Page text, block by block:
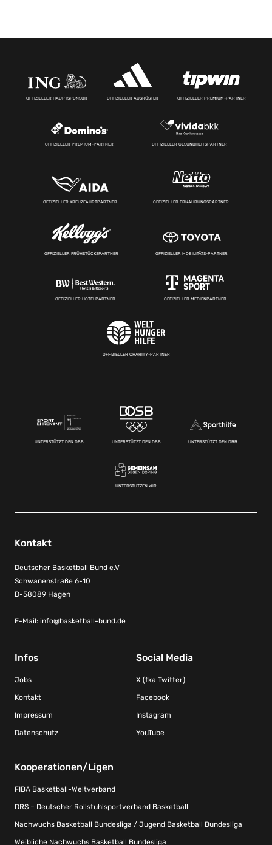
OFFIZIELLER HAUPTSPONSOR OFFIZIELLER AUSRÜSTER OFFIZIELLER PREMIUM-PARTNER
OFFIZIELLER PREMIUM-PARTNER OFFIZIELLER GESUNDHEITSPARTNER
OFFIZIELLER KREUZFAHRTPARTNER OFFIZIELLER ERNÄHRUNGSPARTNER
OFFIZIELLER FRÜHSTÜCKSPARTNER OFFIZIELLER MOBILITÄTS-PARTNER
OFFIZIELLER HOTELPARTNER OFFIZIELLER MEDIENPARTNER
OFFIZIELLER CHARITY-PARTNER
UNTERSTÜTZT DEN DBB UNTERSTÜTZT DEN DBB UNTERSTÜTZT DEN DBB
UNTERSTÜTZEN WIR
Kontakt
Deutscher Basketball Bund e.V
Schwanenstraße 6-10
D-58089 Hagen
E-Mail: info@basketball-bund.de
Infos
Jobs
Kontakt
Impressum
Datenschutz
Social Media
X (fka Twitter)
Facebook
Instagram
YouTube
Kooperationen/Ligen
FIBA Basketball-Weltverband
DRS – Deutscher Rollstuhlsportverband Basketball
Nachwuchs Basketball Bundesliga / Jugend Basketball Bundesliga
Weibliche Nachwuchs Basketball Bundesliga